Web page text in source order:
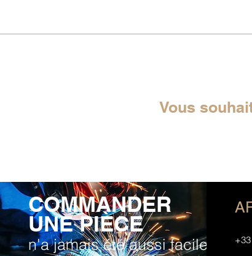
Vous
COMMANDER
UNE PIÈCE
n'a jamais été aussi facile